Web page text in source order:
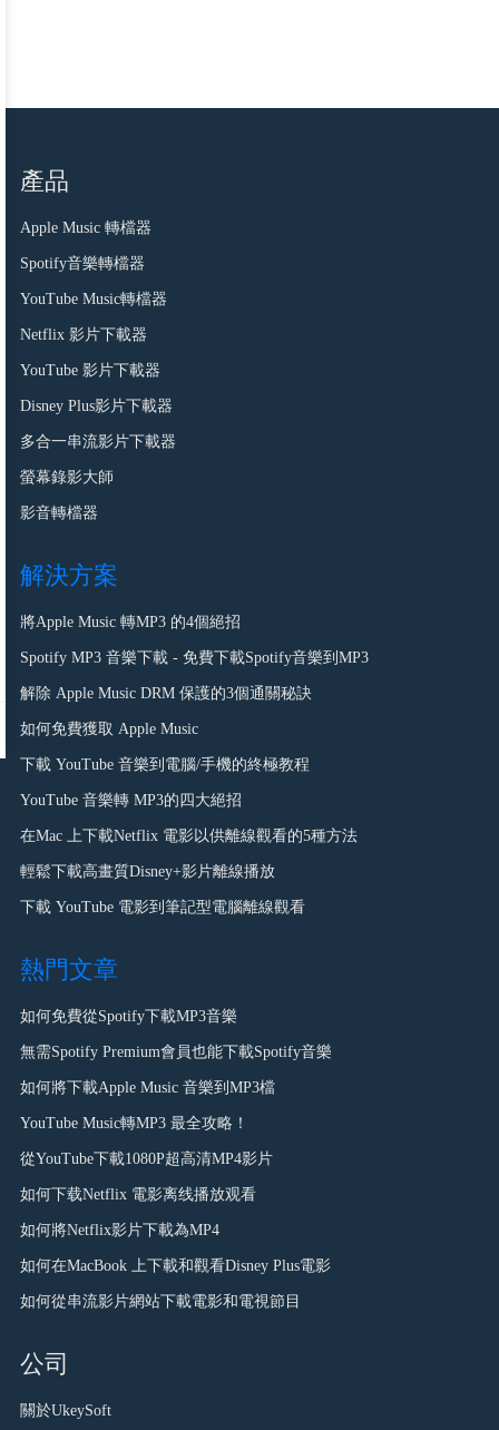
產品
Apple Music 轉檔器
Spotify音樂轉檔器
YouTube Music轉檔器
Netflix 影片下載器
YouTube 影片下載器
Disney Plus影片下載器
多合一串流影片下載器
螢幕錄影大師
影音轉檔器
解決方案
將Apple Music 轉MP3 的4個絕招
Spotify MP3 音樂下載 - 免費下載Spotify音樂到MP3
解除 Apple Music DRM 保護的3個通關秘訣
如何免費獲取 Apple Music
下載 YouTube 音樂到電腦/手機的終極教程
YouTube 音樂轉 MP3的四大絕招
在Mac 上下載Netflix 電影以供離線觀看的5種方法
輕鬆下載高畫質Disney+影片離線播放
下載 YouTube 電影到筆記型電腦離線觀看
熱門文章
如何免費從Spotify下載MP3音樂
無需Spotify Premium會員也能下載Spotify音樂
如何將下載Apple Music 音樂到MP3檔
YouTube Music轉MP3 最全攻略！
從YouTube下載1080P超高清MP4影片
如何下载Netflix 電影离线播放观看
如何將Netflix影片下載為MP4
如何在MacBook 上下載和觀看Disney Plus電影
如何從串流影片網站下載電影和電視節目
公司
關於UkeySoft